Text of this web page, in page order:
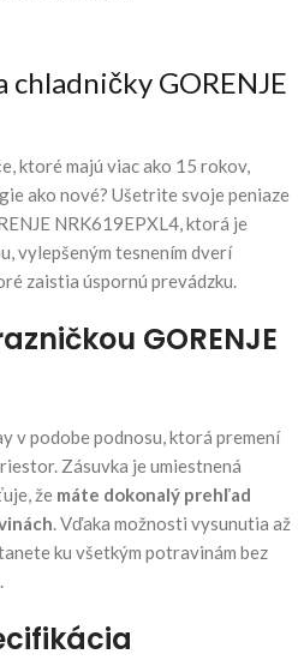
chladničky GORENJE
ktoré majú viac ako 15 rokov,
ako nové? Ušetrite svoje peniaze
NRK619EPXL4, ktorá je
vylepšeným tesnením dverí
zaistia úspornú prevádzku.
GORENJE
v podobe podnosu, ktorá premení
Zásuvka je umiestnená
že máte dokonalý prehľad
. Vďaka možnosti vysunutia až
ku všetkým potravinám bez